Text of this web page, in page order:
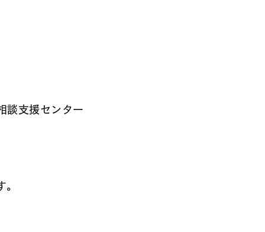
談支援センター